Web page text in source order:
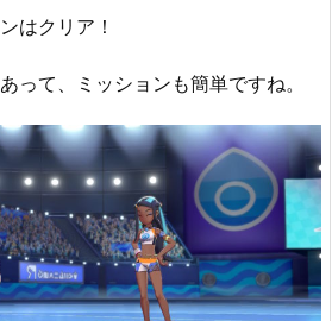
はクリア！
って、ミッションも簡単ですね。